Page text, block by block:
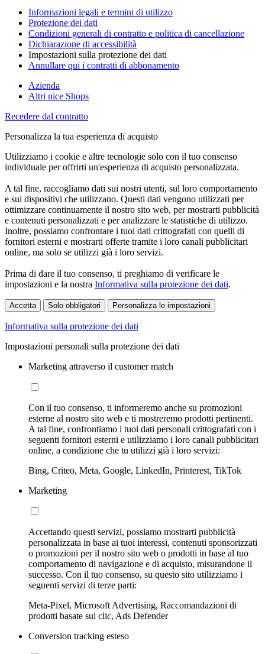
Informazioni legali e termini di utilizzo
Protezione dei dati
Condizioni generali di contratto e politica di cancellazione
Dichiarazione di accessibilità
Impostazioni sulla protezione dei dati
Annullare qui i contratti di abbonamento
Azienda
Altri nice Shops
Recedere dal contratto
Personalizza la tua esperienza di acquisto
Utilizziamo i cookie e altre tecnologie solo con il tuo consenso
individuale per offrirti un'esperienza di acquisto personalizzata.
A tal fine, raccogliamo dati sui nostri utenti, sul loro comportamento
e sui dispositivi che utilizzano. Questi dati vengono utilizzati per
ottimizzare continuamente il nostro sito web, per mostrarti pubblicità
e contenuti personalizzati e per analizzare le statistiche di utilizzo.
Inoltre, possiamo confrontare i tuoi dati crittografati con quelli di
fornitori esterni e mostrarti offerte tramite i loro canali pubblicitari
online, ma solo se utilizzi già i loro servizi.
Prima di dare il tuo consenso, ti preghiamo di verificare le
impostazioni e la nostra Informativa sulla protezione dei dati.
Accetta Solo obbligatori Personalizza le impostazioni
Informativa sulla protezione dei dati
Impostazioni personali sulla protezione dei dati
Marketing attraverso il customer match
Con il tuo consenso, ti informeremo anche su promozioni
esterne al nostro sito web e ti mostreremo prodotti pertinenti.
A tal fine, confrontiamo i tuoi dati personali crittografati con i
seguenti fornitori esterni e utilizziamo i loro canali pubblicitari
online, a condizione che tu utilizzi già i loro servizi:
Bing, Criteo, Meta, Google, LinkedIn, Printerest, TikTok
Marketing
Accettando questi servizi, possiamo mostrarti pubblicità
personalizzata in base ai tuoi interessi, contenuti sponsorizzati
o promozioni per il nostro sito web o prodotti in base al tuo
comportamento di navigazione e di acquisto, misurandone il
successo. Con il tuo consenso, su questo sito utilizziamo i
seguenti servizi di terze parti:
Meta-Pixel, Microsoft Advertising, Raccomandazioni di
prodotti basate sui clic, Ads Defender
Conversion tracking esteso